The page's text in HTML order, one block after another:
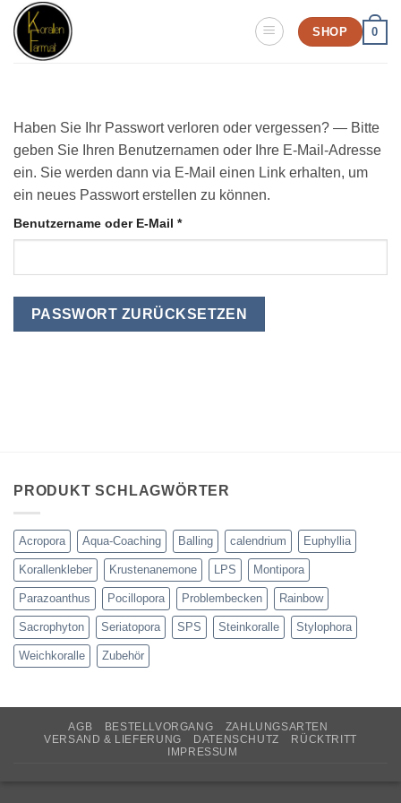
Zum
Inhalt
springen
SHOP 0
Haben Sie Ihr Passwort verloren oder vergessen? — Bitte
geben Sie Ihren Benutzernamen oder Ihre E-Mail-Adresse
ein. Sie werden dann via E-Mail einen Link erhalten, um
ein neues Passwort erstellen zu können.
Benutzername oder E-Mail *Required
PASSWORT ZURÜCKSETZEN
PRODUKT SCHLAGWÖRTER
Acropora Aqua-Coaching Balling calendrium Euphyllia
Korallenkleber Krustenanemone LPS Montipora
Parazoanthus Pocillopora Problembecken Rainbow
Sacrophyton Seriatopora SPS Steinkoralle Stylophora
Weichkoralle Zubehör
AGB BESTELLVORGANG
ZAHLUNGSARTEN
VERSAND & LIEFERUNG
DATENSCHUTZ
RÜCKTRITT
IMPRESSUM